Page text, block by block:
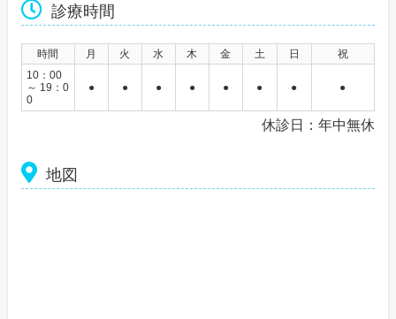
診療時間
時間 月 火 水 木 金 土 日
祝
10：00
～ 19：0
0
● ● ● ● ● ● ● ●
休診日：年中無休
地図